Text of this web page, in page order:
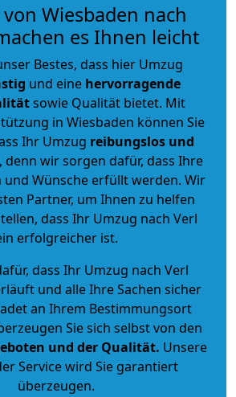
Wiesbaden nach
es Ihnen leicht
Bestes, dass hier Umzug
und eine hervorragende
sowie Qualität bietet. Mit
in Wiesbaden können Sie
Ihr Umzug reibungslos und
wir sorgen dafür, dass Ihre
Wünsche erfüllt werden. Wir
Partner, um Ihnen zu helfen
dass Ihr Umzug nach Verl
erfolgreicher ist.
dass Ihr Umzug nach Verl
und alle Ihre Sachen sicher
an Ihrem Bestimmungsort
Sie sich selbst von den
und der Qualität. Unsere
Service wird Sie garantiert
überzeugen.